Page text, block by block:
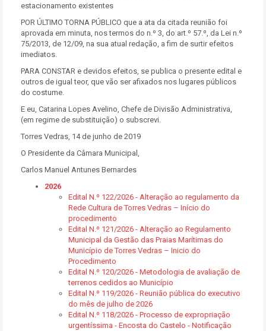
estacionamento existentes
POR ÚLTIMO TORNA PÚBLICO que a ata da citada reunião foi
aprovada em minuta, nos termos do n.º 3, do art.º 57.º, da Lei n.º
75/2013, de 12/09, na sua atual redação, a fim de surtir efeitos
imediatos.
PARA CONSTAR e devidos efeitos, se publica o presente edital e
outros de igual teor, que vão ser afixados nos lugares públicos
do costume.
E eu, Catarina Lopes Avelino, Chefe de Divisão Administrativa,
(em regime de substituição) o subscrevi.
Torres Vedras, 14 de junho de 2019
O Presidente da Câmara Municipal,
Carlos Manuel Antunes Bernardes
2026
Edital N.º 122/2026 - Alteração ao regulamento da
Rede Cultura de Torres Vedras – Início do
procedimento
Edital N.º 121/2026 - Alteração ao Regulamento
Municipal da Gestão das Praias Marítimas do
Município de Torres Vedras – Inicio do
Procedimento
Edital N.º 120/2026 - Metodologia de avaliação de
terrenos cedidos ao Município
Edital N.º 119/2026 - Reunião pública do executivo
do mês de julho de 2026
Edital N.º 118/2026 - Processo de expropriação
urgentíssima - Encosta do Castelo - Notificação